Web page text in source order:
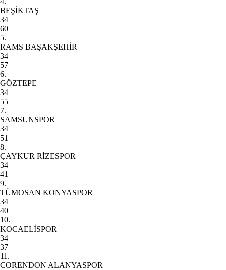
BEŞİKTAŞ
34
60
5.
RAMS BAŞAKŞEHİR
34
57
6.
GÖZTEPE
34
55
7.
SAMSUNSPOR
34
51
8.
ÇAYKUR RİZESPOR
34
41
9.
TÜMOSAN KONYASPOR
34
40
10.
KOCAELİSPOR
34
37
11.
CORENDON ALANYASPOR